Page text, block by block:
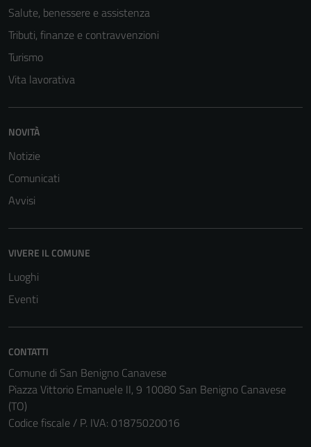
Salute, benessere e assistenza
Tributi, finanze e contravvenzioni
Turismo
Vita lavorativa
NOVITÀ
Notizie
Comunicati
Avvisi
VIVERE IL COMUNE
Luoghi
Eventi
CONTATTI
Comune di San Benigno Canavese
Piazza Vittorio Emanuele II, 9 10080 San Benigno Canavese
(TO)
Codice fiscale / P. IVA: 01875020016
essere